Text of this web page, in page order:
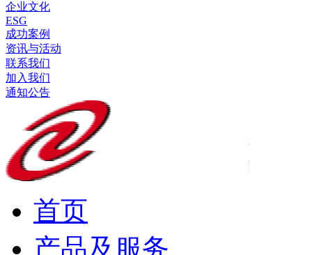
企业文化
ESG
成功案例
资讯与活动
联系我们
加入我们
通知公告
首页
产品及服务